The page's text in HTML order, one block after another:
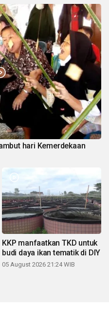
hari Kemerdekaan
KKP manfaatkan TKD untuk
budi daya ikan tematik di DIY
05 August 2026 21:24 WIB